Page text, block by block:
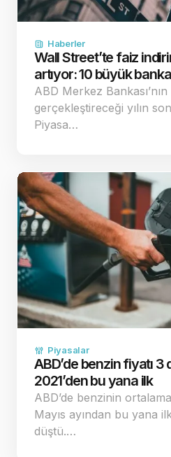
Haberler
Wall Street’te faiz
artıyor: 10 büyük
ABD Merkez
gerçekleştireceği yılın
Piyasa…
Piyasalar
ABD’de benzin fiyatı 3
2021’den bu yana ilk
ABD’de benzinin ortalama
Mayıs ayından bu yana
düştü.…